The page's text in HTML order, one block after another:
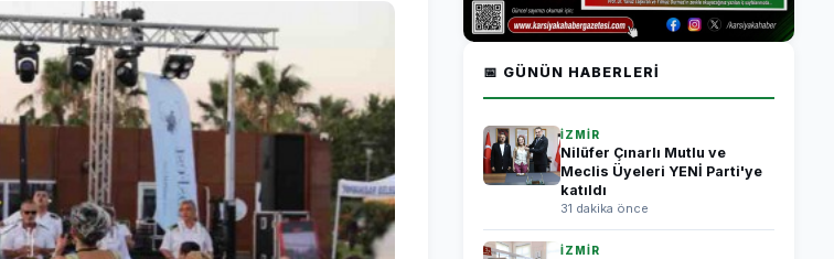
📅 GÜNÜN HABERLERI
İZMİR
Nilüfer Çınarlı Mutlu ve
Meclis Üyeleri YENİ Parti'ye
katıldı
31 dakika önce
İZMİR